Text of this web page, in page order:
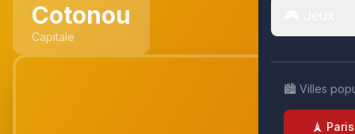
🏙️ Villes
🗼 Paris
Cotonou
Capitale